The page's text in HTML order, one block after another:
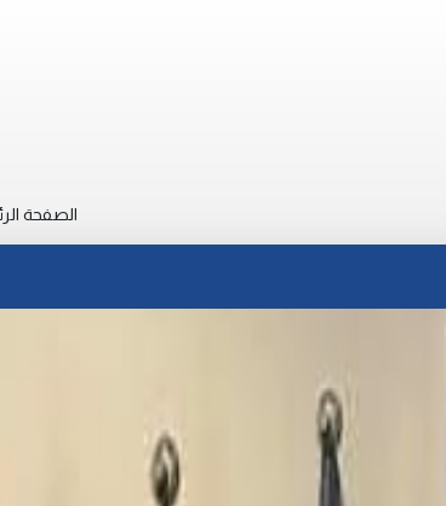
الصفحة